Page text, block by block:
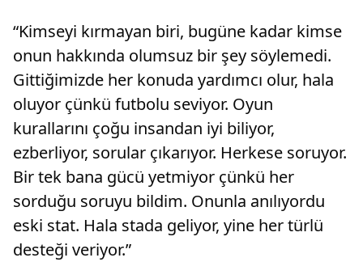
“Kimseyi kırmayan biri, bugüne kadar kimse
onun hakkında olumsuz bir şey söylemedi.
Gittiğimizde her konuda yardımcı olur, hala
oluyor çünkü futbolu seviyor. Oyun
kurallarını çoğu insandan iyi biliyor,
ezberliyor, sorular çıkarıyor. Herkese soruyor.
Bir tek bana gücü yetmiyor çünkü her
sorduğu soruyu bildim. Onunla anılıyordu
eski stat. Hala stada geliyor, yine her türlü
desteği veriyor.”